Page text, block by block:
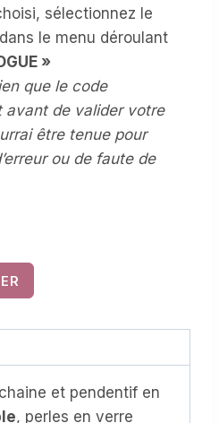
sélectionnez le
le menu déroulant
»
que le code
avant de valider votre
être tenue pour
ou de faute de
et pendentif en
, perles en verre